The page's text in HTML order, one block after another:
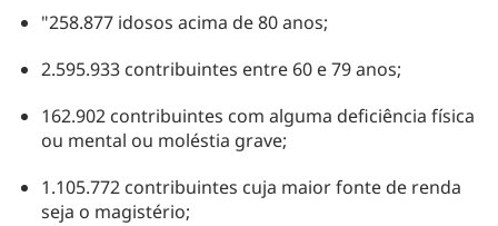
"258.877 idosos acima de 80 anos;
2.595.933 contribuintes entre 60 e 79 anos;
162.902 contribuintes com alguma deficiência física
ou mental ou moléstia grave;
1.105.772 contribuintes cuja maior fonte de renda
seja o magistério;